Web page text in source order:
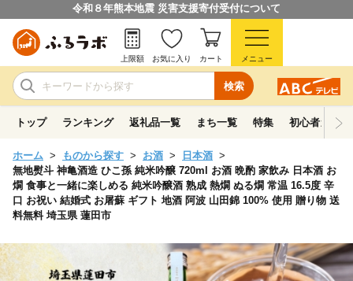
令和８年熊本地震 災害支援寄付受付について
検索
上限額 お気に入り カート メニュー
トップ ランキング 返礼品一覧 まち一覧 特集 初心者ガイド
ホーム ものから探す お酒
日本酒
無地熨斗 神亀酒造 ひこ孫 純米吟醸 720ml お酒 晩酌 家飲み 日本酒 お
燗 食事と一緒に楽しめる 純米吟醸酒 熟成 熱燗 ぬる燗 常温 16.5度 辛
口 お祝い 結婚式 お屠蘇 ギフト 地酒 阿波 山田錦 100% 使用 贈り物 送
料無料 埼玉県 蓮田市